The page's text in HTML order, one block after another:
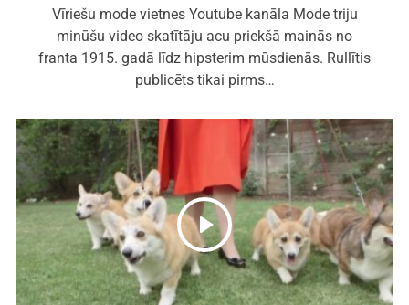
Vīriešu mode vietnes Youtube kanāla Mode triju
minūšu video skatītāju acu priekšā mainās no
franta 1915. gadā līdz hipsterim mūsdienās. Rullītis
publicēts tikai pirms…